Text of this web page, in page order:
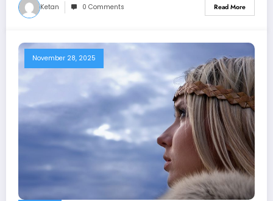
Ketan 0 Comments Read More
November 28, 2025